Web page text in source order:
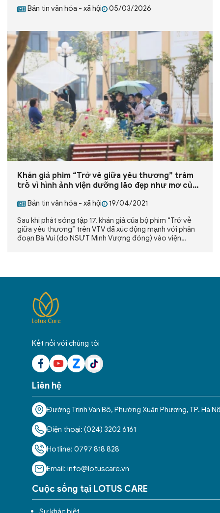
Bản tin văn hóa - xã hội 05/03/2026
Khán giả phim “Trở về giữa yêu thương” trầm
trồ vì hình ảnh viện dưỡng lão đẹp như mơ của
Bản tin văn hóa - xã hội
19/04/2021
Sau khi phát sóng tập 17, khán giả của bộ phim “Trở về
giữa yêu thương” trên VTV đã xúc động mạnh với phân
đoạn Bà Vui (do NSƯT Minh Vượng đóng) vào viện
Kết nối với chúng tôi
Liên hệ
Đường Trịnh Văn Bô, Phường Xuân Phương, TP. Hà
Điện thoại: (024) 3202 6161
Hotline: 0797 818 828
Email: info@lotuscare.vn
Cuộc sống tại LOTUS CARE